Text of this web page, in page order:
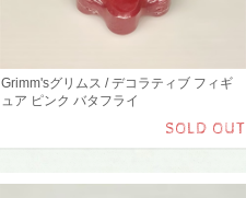
Grimm'sグリムス / デコラティブ フィギ
ュア ピンク バタフライ
SOLD OUT